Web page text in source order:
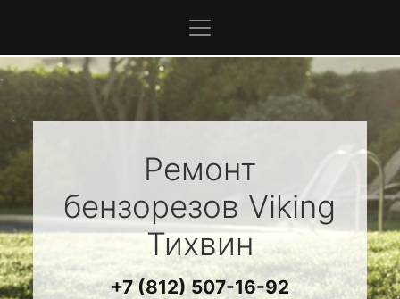
Ремонт
бензорезов Viking
Тихвин
+7 (812) 507-16-92